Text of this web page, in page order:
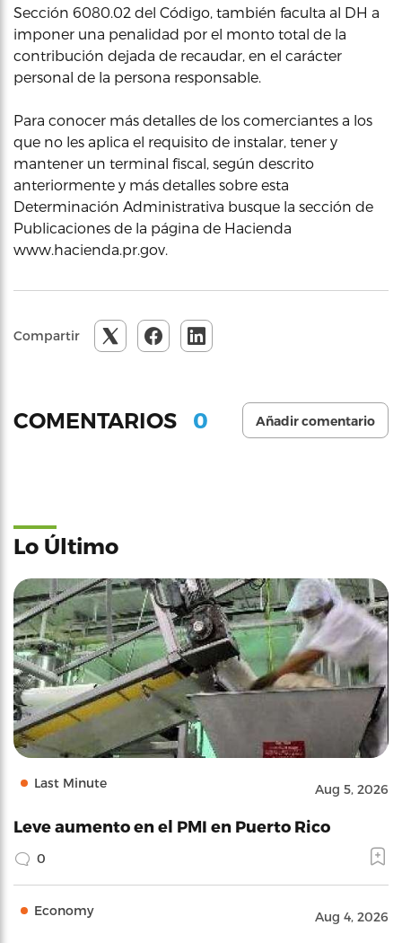
Sección 6080.02 del Código, también faculta al DH a
imponer una penalidad por el monto total de la
contribución dejada de recaudar, en el carácter
personal de la persona responsable.
Para conocer más detalles de los comerciantes a los
que no les aplica el requisito de instalar, tener y
mantener un terminal fiscal, según descrito
anteriormente y más detalles sobre esta
Determinación Administrativa busque la sección de
Publicaciones de la página de Hacienda
www.hacienda.pr.gov.
Compartir
COMENTARIOS 0 Añadir comentario
Lo Último
Last Minute Aug 5, 2026
Leve aumento en el PMI en Puerto Rico
0
Economy Aug 4, 2026